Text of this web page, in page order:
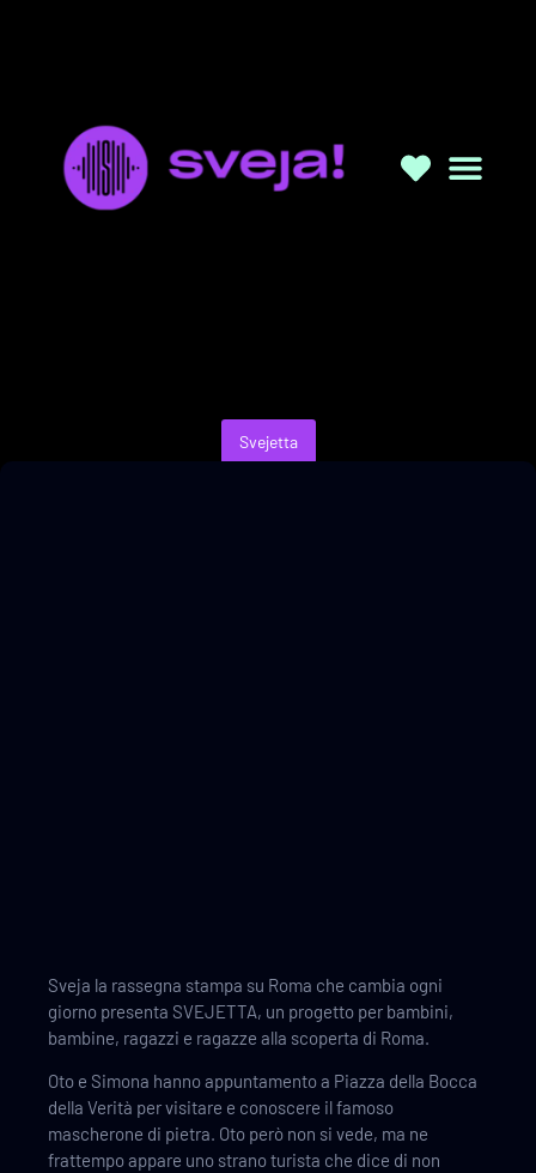
Svejetta
Sveja la rassegna stampa su Roma che cambia ogni
giorno presenta SVEJETTA, un progetto per bambini,
bambine, ragazzi e ragazze alla scoperta di Roma.
Oto e Simona hanno appuntamento a Piazza della Bocca
della Verità per visitare e conoscere il famoso
mascherone di pietra. Oto però non si vede, ma ne
frattempo appare uno strano turista che dice di non